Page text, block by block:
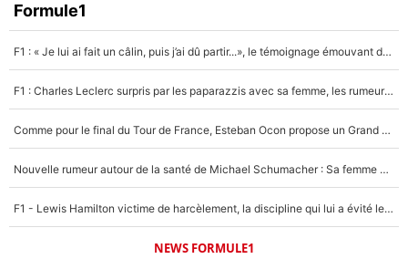
Formule1
F1 : « Je lui ai fait un câlin, puis j’ai dû partir...», le témoignage émouvant de Max Verstappen sur sa fille
F1 : Charles Leclerc surpris par les paparazzis avec sa femme, les rumeurs étaient vraies !
Comme pour le final du Tour de France, Esteban Ocon propose un Grand Prix de Formule 1 à Paris : «Autour de l’Arc de Triomphe, ce serait génial» !
Nouvelle rumeur autour de la santé de Michael Schumacher : Sa femme Corinna sort du silence
F1 - Lewis Hamilton victime de harcèlement, la discipline qui lui a évité le pire : «J'aurais probablement mal tourné»
NEWS FORMULE1